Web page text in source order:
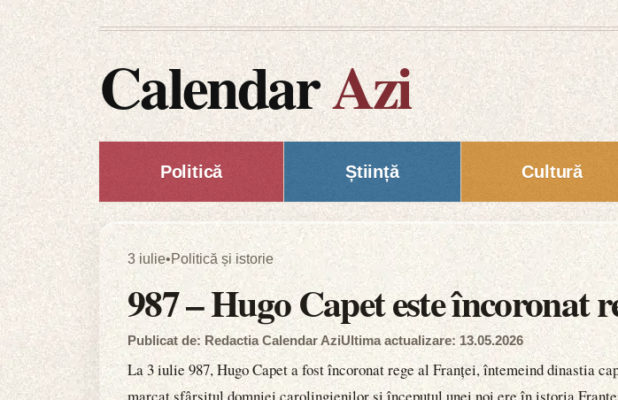
CalendarAzi
Politică Știință Cultură
3 iulie•Politică și istorie
987 – Hugo Capet este încoronat
Publicat de: Redactia Calendar AziUltima actualizare: 13.05.2026
La 3 iulie 987, Hugo Capet a fost încoronat rege al Franței, întemeind dinastia